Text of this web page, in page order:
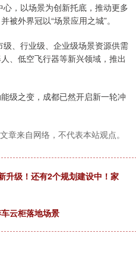
，以场景为创新托底，推动更多
被外界冠以“场景应用之城”。
、行业级、企业级场景资源供需
、低空飞行器等新兴领域，推出
级之变，成都已然开启新一轮冲
章来自网络，不代表本站观点。
升级！还有2个规划建设中！家
云柜落地场景